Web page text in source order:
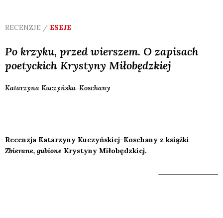
RECENZJE / ESEJE
Po krzyku, przed wierszem. O zapisach
poetyckich Krystyny Miłobędzkiej
Katarzyna Kuczyńska-Koschany
Recenzja Katarzyny Kuczyńskiej-Koschany z książki
Zbierane, gubione Krystyny Miłobędzkiej.